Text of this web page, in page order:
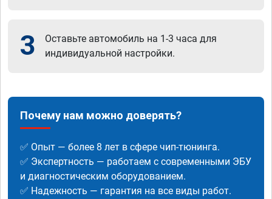
3
Оставьте автомобиль на 1-3 часа для
индивидуальной настройки.
Почему нам можно доверять?
✅ Опыт — более 8 лет в сфере чип-тюнинга.
✅ Экспертность — работаем с современными ЭБУ
и диагностическим оборудованием.
✅ Надежность — гарантия на все виды работ.